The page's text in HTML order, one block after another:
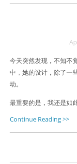
今天突然发现，不知不
中，她的设计，除了一
动。
最重要的是，我还是如
Continue Reading >>